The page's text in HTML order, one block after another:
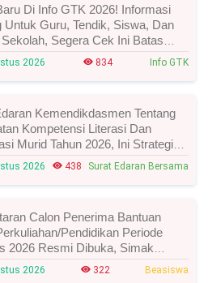
Di Info GTK 2026! Informasi
Untuk Guru, Tendik, Siswa, Dan
Segera Cek Ini Batas
2026 834 Info GTK
Kemendikdasmen Tentang
Kompetensi Literasi Dan
Murid Tahun 2026, Ini Strategi
2026 438 Surat Edaran Bersama
Calon Penerima Bantuan
Pendidikan Periode
2026 Resmi Dibuka, Simak
Jadwal Lengkapnya
2026 322 Beasiswa